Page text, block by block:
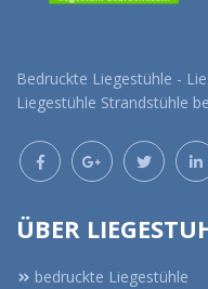
Bedruckte Liegestühle -
Liegestühle Strandstühle
ÜBER
bedruckte Liegestühle